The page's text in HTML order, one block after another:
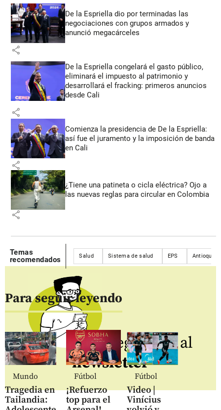
De la Espriella dio por terminadas las
negociaciones con grupos armados y
anunció megacárceles
share
De la Espriella congelará el gasto público,
eliminará el impuesto al patrimonio y
desarrollará el fracking: primeros anuncios
desde Cali
share
Comienza la presidencia de De la Espriella:
así fue el juramento y la imposición de banda
en Cali
share
¿Tiene una patineta o cicla eléctrica? Ojo a
las nuevas reglas para circular en Colombia
share
Temas
recomendados
Salud Sistema de salud EPS Antioquia
Para seguir leyendo
Mundo
Tragedia en
Tailandia:
Fútbol
¡Refuerzo
top para el
Fútbol
Video |
Vinícius
Regístrate al
newsletter